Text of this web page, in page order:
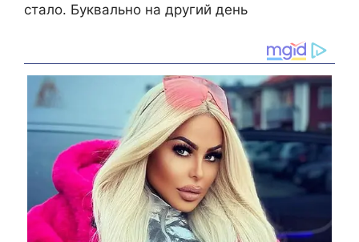
стало. Буквально на другий день